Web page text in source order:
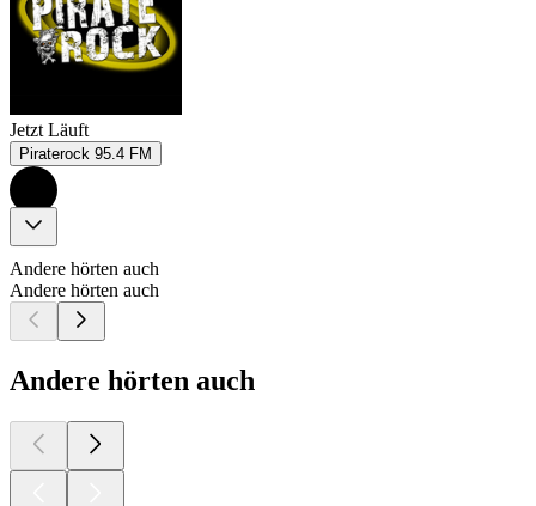
Jetzt Läuft
Piraterock 95.4 FM
Andere hörten auch
Andere hörten auch
Andere hörten auch